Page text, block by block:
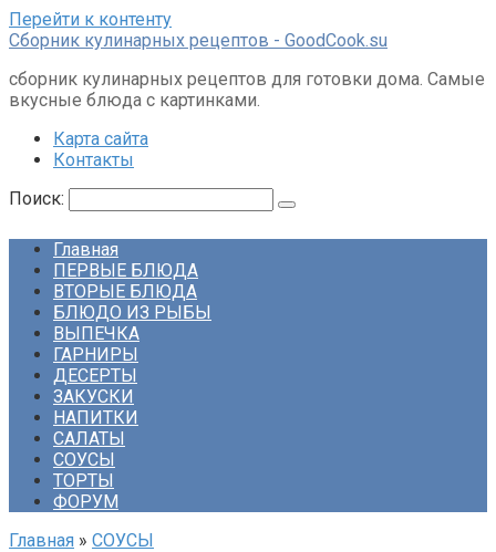
Перейти к контенту
Сборник кулинарных рецептов - GoodCook.su
сборник кулинарных рецептов для готовки дома. Самые
вкусные блюда с картинками.
Карта сайта
Контакты
Поиск:
Главная
ПЕРВЫЕ БЛЮДА
ВТОРЫЕ БЛЮДА
БЛЮДО ИЗ РЫБЫ
ВЫПЕЧКА
ГАРНИРЫ
ДЕСЕРТЫ
ЗАКУСКИ
НАПИТКИ
САЛАТЫ
СОУСЫ
ТОРТЫ
ФОРУМ
Главная » СОУСЫ